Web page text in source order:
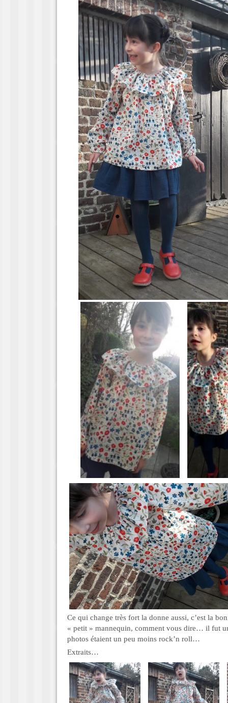
Ce qui change très fort la donne aussi, c’est la
« petit » mannequin, comment vous dire… il fut
photos étaient un peu moins rock’n roll…
Extraits…